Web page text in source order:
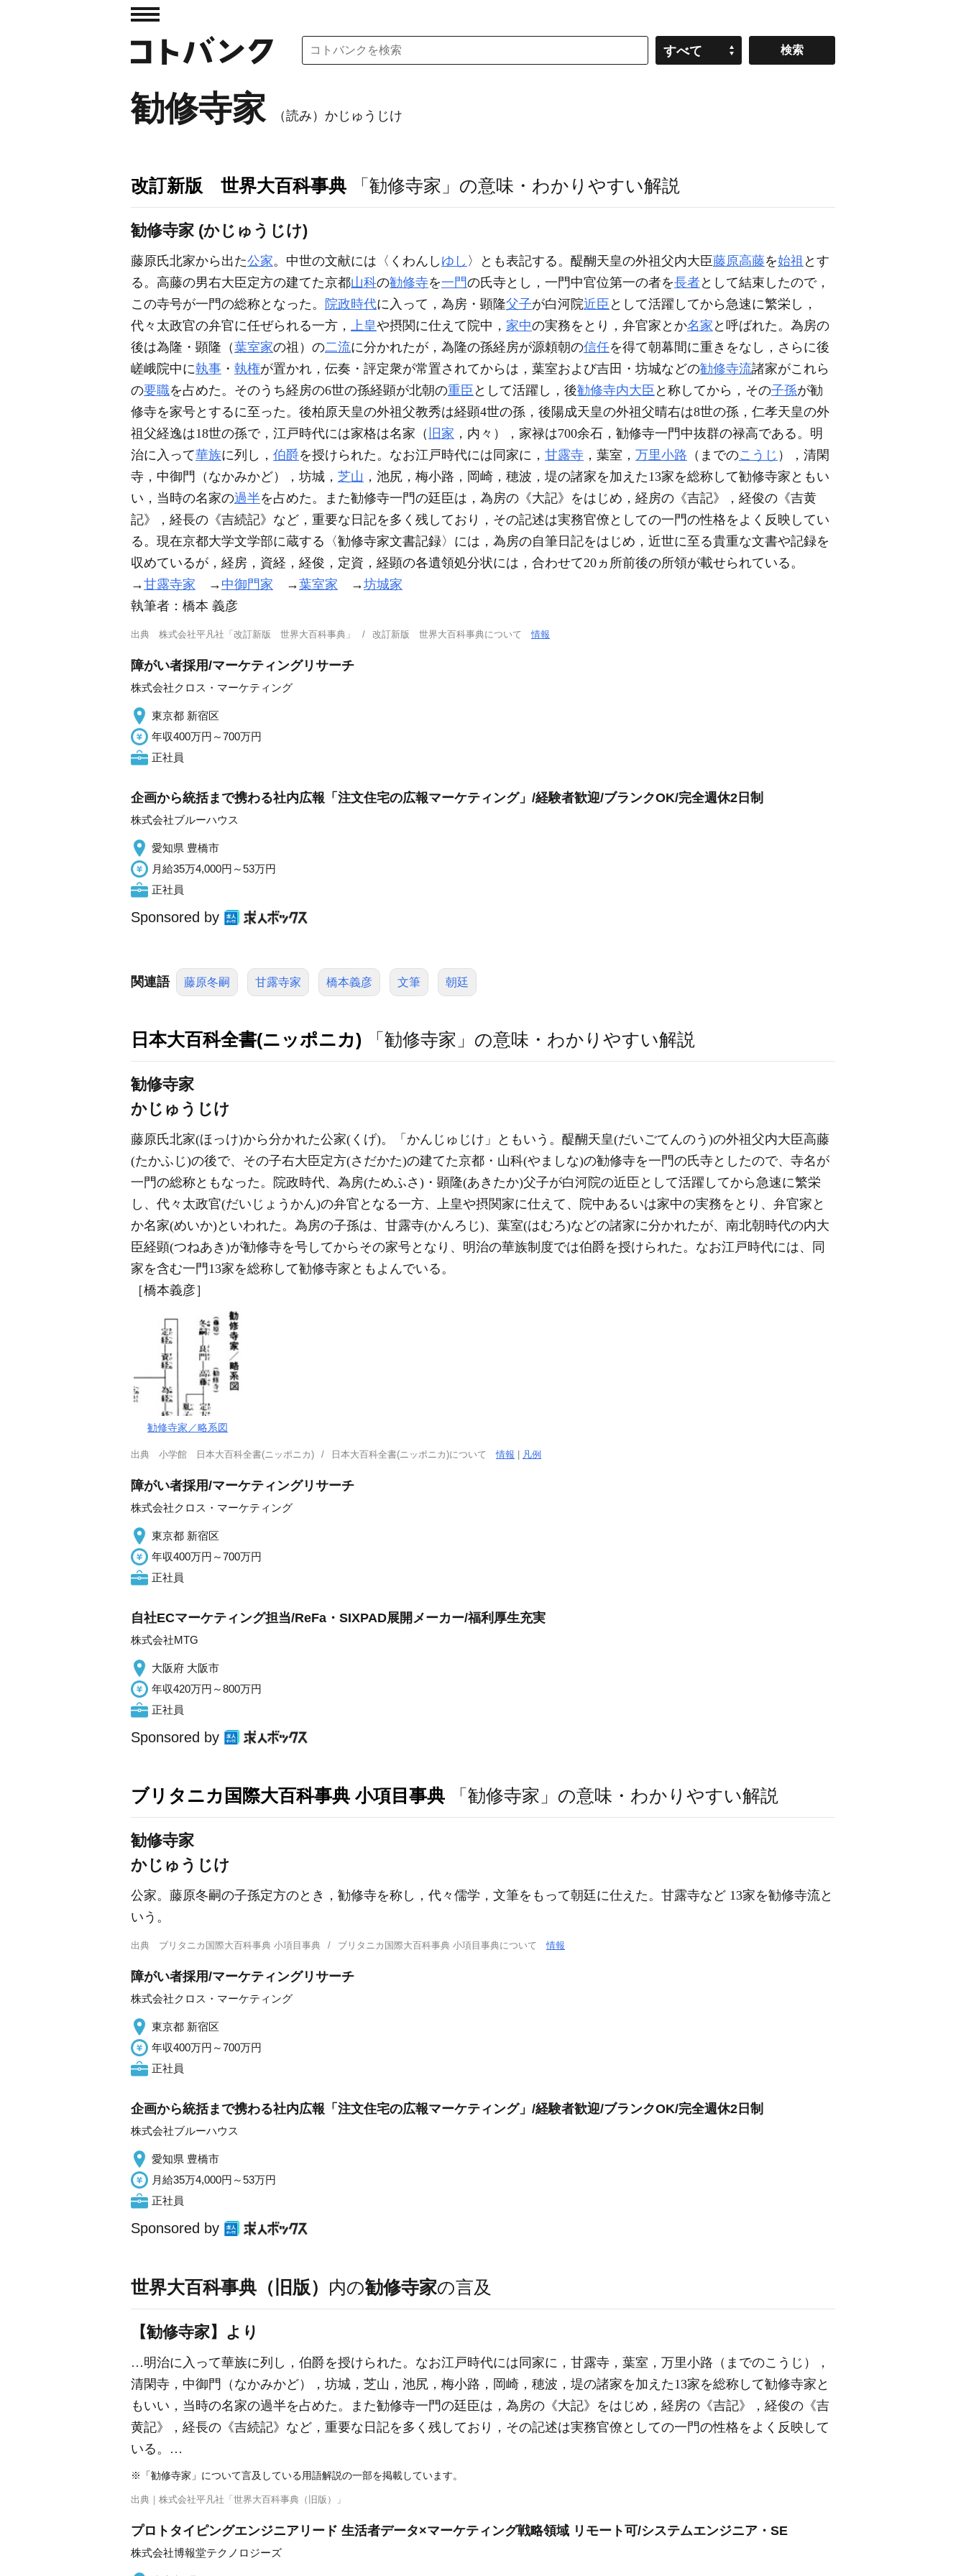
すべて
勧修寺家 （読み）かじゅうじけ
改訂新版 世界大百科事典 「勧修寺家」の意味・わかりやすい解説
勧修寺家 (かじゅうじけ)
藤原氏北家から出た公家。中世の文献には〈くわんし ゆし 〉とも表記する。醍醐天皇の外祖父内大臣藤原高藤を始祖 とす
る。高藤の男右大臣定方の建てた京都山科の勧修寺を一門の氏寺とし，一門中官位第一の者を長者として結束したので，
この寺号が一門の総称となった。
院政時代に入って，為房・顕隆父子が白河院近臣 として活躍してから急速に繁栄し，
代々太政官の弁官に任ぜられる一方， 上皇や摂関に仕えて院中， 家中の実務をとり，弁官家とか名家 と呼ばれた。為房の
後は為隆・顕隆（葉室家の祖）の二流に分かれたが，為隆の孫経房が源頼朝の信任を得て朝幕間に重きをなし，さらに後
嵯峨院中に執事 ・ 執権が置かれ，伝奏・評定衆が常置されてからは，葉室および吉田・坊城などの勧修寺流諸家がこれら
の要職を占めた。そのうち経房の6世の孫経顕が北朝の重臣 として活躍し，後勧修寺内大臣 と称してから，その子孫が勧
修寺を家号とするに至った。後柏原天皇の外祖父教秀は経顕4世の孫，後陽成天皇の外祖父晴右は8世の孫，仁孝天皇の外
祖父経逸は18世の孫で，江戸時代には家格は名家（ 旧家 ，内々），家禄は700余石，勧修寺一門中抜群の禄高である。明
治に入って華族に列し， 伯爵を授けられた。なお江戸時代には同家に， 甘露寺 ，葉室， 万里小路 （までのこうじ ），清閑
寺，中御門（なかみかど），坊城， 芝山 ，池尻，梅小路，岡崎，穂波，堤の諸家を加えた13家を総称して勧修寺家ともい
い，当時の名家の過半を占めた。また勧修寺一門の廷臣は，為房の《大記》をはじめ，経房の《吉記》，経俊の《吉黄
記》，経長の《吉続記》など，重要な日記を多く残しており，その記述は実務官僚としての一門の性格をよく反映してい
る。現在京都大学文学部に蔵する〈勧修寺家文書記録〉には，為房の自筆日記をはじめ，近世に至る貴重な文書や記録を
収めているが，経房，資経，経俊，定資，経顕の各遺領処分状には，合わせて20ヵ所前後の所領が載せられている。
→甘露寺家 → 中御門家 →葉室家 →坊城家
執筆者： 橋本 義彦
出典 株式会社平凡社「改訂新版 世界大百科事典」 改訂新版 世界大百科事典について情報
障がい者採用/マーケティングリサーチ
株式会社クロス・マーケティング
東京都 新宿区
年収400万円～700万円
正社員
企画から統括まで携わる社内広報「注文住宅の広報マーケティング」/経験者歓迎/ブランクOK/完全週休2日制
株式会社ブルーハウス
愛知県 豊橋市
月給35万4,000円～53万円
正社員
Sponsored by
関連語 藤原冬嗣 甘露寺家 橋本義彦 文筆 朝廷
日本大百科全書(ニッポニカ) 「勧修寺家」の意味・わかりやすい解説
勧修寺家
かじゅうじけ
藤原氏北家(ほっけ)から分かれた公家(くげ)。「かんじゅじけ」ともいう。醍醐天皇(だいごてんのう)の外祖父内大臣高藤
(たかふじ)の後で、その子右大臣定方(さだかた)の建てた京都・山科(やましな)の勧修寺を一門の氏寺としたので、寺名が
一門の総称ともなった。院政時代、為房(ためふさ)・顕隆(あきたか)父子が白河院の近臣として活躍してから急速に繁栄
し、代々太政官(だいじょうかん)の弁官となる一方、上皇や摂関家に仕えて、院中あるいは家中の実務をとり、弁官家と
か名家(めいか)といわれた。為房の子孫は、甘露寺(かんろじ)、葉室(はむろ)などの諸家に分かれたが、南北朝時代の内大
臣経顕(つねあき)が勧修寺を号してからその家号となり、明治の華族制度では伯爵を授けられた。なお江戸時代には、同
家を含む一門13家を総称して勧修寺家ともよんでいる。
［橋本義彦］
勧修寺家／略系図
出典 小学館 日本大百科全書(ニッポニカ) 日本大百科全書(ニッポニカ)について情報 | 凡例
障がい者採用/マーケティングリサーチ
株式会社クロス・マーケティング
東京都 新宿区
年収400万円～700万円
正社員
自社ECマーケティング担当/ReFa・SIXPAD展開メーカー/福利厚生充実
株式会社MTG
大阪府 大阪市
年収420万円～800万円
正社員
Sponsored by
ブリタニカ国際大百科事典 小項目事典 「勧修寺家」の意味・わかりやすい解説
勧修寺家
かじゅうじけ
公家。藤原冬嗣の子孫定方のとき，勧修寺を称し，代々儒学，文筆をもって朝廷に仕えた。甘露寺など 13家を勧修寺流と
いう。
出典 ブリタニカ国際大百科事典 小項目事典 ブリタニカ国際大百科事典 小項目事典について情報
障がい者採用/マーケティングリサーチ
株式会社クロス・マーケティング
東京都 新宿区
年収400万円～700万円
正社員
企画から統括まで携わる社内広報「注文住宅の広報マーケティング」/経験者歓迎/ブランクOK/完全週休2日制
株式会社ブルーハウス
愛知県 豊橋市
月給35万4,000円～53万円
正社員
Sponsored by
世界大百科事典（旧版） 内の勧修寺家の言及
【勧修寺家】より
…明治に入って華族に列し，伯爵を授けられた。なお江戸時代には同家に，甘露寺，葉室，万里小路（までのこうじ），
清閑寺，中御門（なかみかど），坊城，芝山，池尻，梅小路，岡崎，穂波，堤の諸家を加えた13家を総称して勧修寺家と
もいい，当時の名家の過半を占めた。また勧修寺一門の廷臣は，為房の《大記》をはじめ，経房の《吉記》，経俊の《吉
黄記》，経長の《吉続記》など，重要な日記を多く残しており，その記述は実務官僚としての一門の性格をよく反映して
いる。…
※「勧修寺家」について言及している用語解説の一部を掲載しています。
出典｜ 株式会社平凡社「世界大百科事典（旧版）」
プロトタイピングエンジニアリード 生活者データ×マーケティング戦略領域 リモート可/システムエンジニア・SE
株式会社博報堂テクノロジーズ